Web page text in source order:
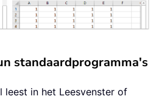
standaardprogramma's
leest in het Leesvenster of